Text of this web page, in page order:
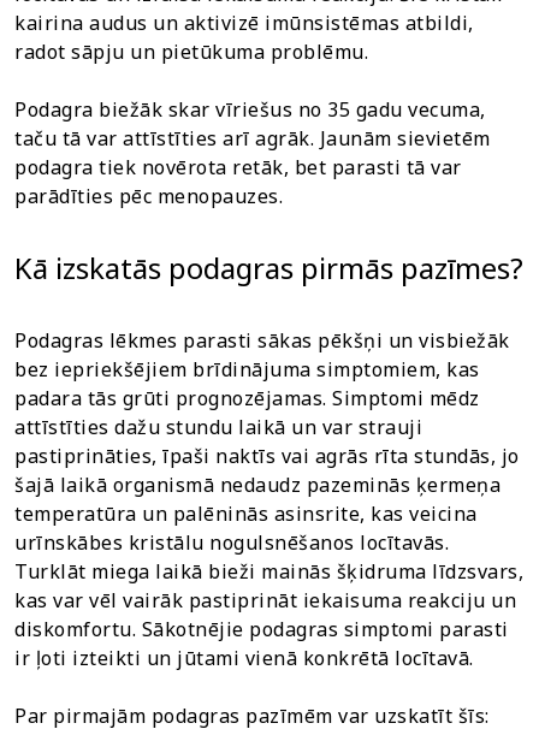
kairina audus un aktivizē imūnsistēmas atbildi,
radot sāpju un pietūkuma problēmu.
Podagra biežāk skar vīriešus no 35 gadu vecuma,
taču tā var attīstīties arī agrāk. Jaunām sievietēm
podagra tiek novērota retāk, bet parasti tā var
parādīties pēc menopauzes.
Kā izskatās podagras pirmās pazīmes?
Podagras lēkmes parasti sākas pēkšņi un visbiežāk
bez iepriekšējiem brīdinājuma simptomiem, kas
padara tās grūti prognozējamas. Simptomi mēdz
attīstīties dažu stundu laikā un var strauji
pastiprināties, īpaši naktīs vai agrās rīta stundās, jo
šajā laikā organismā nedaudz pazeminās ķermeņa
temperatūra un palēninās asinsrite, kas veicina
urīnskābes kristālu nogulsnēšanos locītavās.
Turklāt miega laikā bieži mainās šķidruma līdzsvars,
kas var vēl vairāk pastiprināt iekaisuma reakciju un
diskomfortu. Sākotnējie podagras simptomi parasti
ir ļoti izteikti un jūtami vienā konkrētā locītavā.
Par pirmajām podagras pazīmēm var uzskatīt šīs: